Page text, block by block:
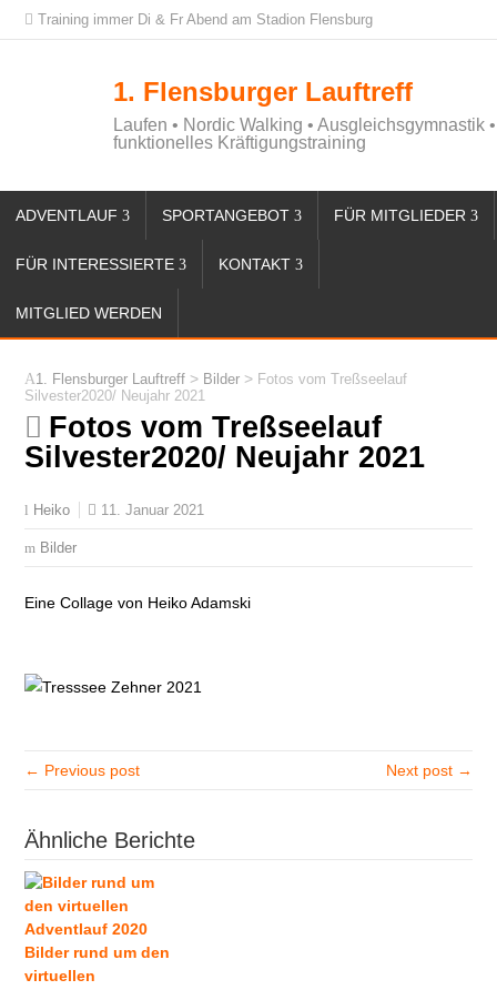
Training immer Di & Fr Abend am Stadion Flensburg
1. Flensburger Lauftreff
Laufen • Nordic Walking • Ausgleichsgymnastik •
funktionelles Kräftigungstraining
ADVENTLAUF SPORTANGEBOT FÜR MITGLIEDER
FÜR INTERESSIERTE KONTAKT
MITGLIED WERDEN
1. Flensburger Lauftreff > Bilder > Fotos vom Treßseelauf
Silvester2020/ Neujahr 2021
Fotos vom Treßseelauf
Silvester2020/ Neujahr 2021
Heiko 11. Januar 2021
Bilder
Eine Collage von Heiko Adamski
← Previous post Next post →
Ähnliche Berichte
Bilder rund um den
virtuellen